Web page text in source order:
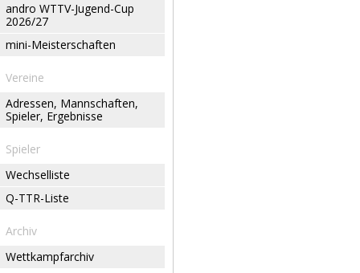
andro WTTV-Jugend-Cup
2026/27
mini-Meisterschaften
Vereine
Adressen, Mannschaften,
Spieler, Ergebnisse
Spieler
Wechselliste
Q-TTR-Liste
Archiv
Wettkampfarchiv